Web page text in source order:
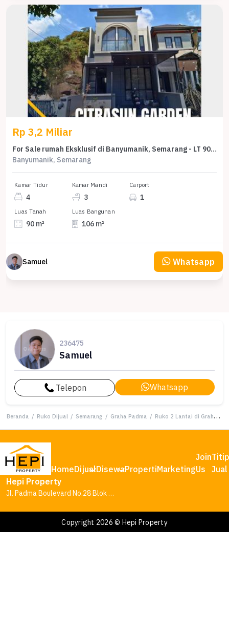
Rp 3,2 Miliar
For Sale rumah Eksklusif di Banyumanik, Semarang - LT 90m²
Banyumanik, Semarang
Kamar Tidur
4
Kamar Mandi
3
Carport
1
Luas Tanah
90 m²
Luas Bangunan
106 m²
Samuel Whatsapp
236475
Samuel
Telepon Whatsapp
Beranda / Ruko Dijual / Semarang / Graha Padma / Ruko 2 Lantai di Graha Padma Semarang Barat
HomeDijualDisewaPropertiMarketing
Join
Us
Jual
Hepi Property
Jl. Padma Boulevard No.28 Blok AA1, Tambakharjo, Kec. Semarang Barat, Kota Semarang, Jawa Tengah 50145
Copyright 2026 © Hepi Property